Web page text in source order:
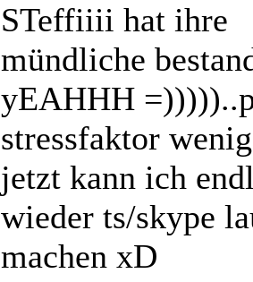
STeffiiii hat ihre
mündliche
yEAHHH
stressfaktor
jetzt kann ich
wieder ts/skype
machen xD